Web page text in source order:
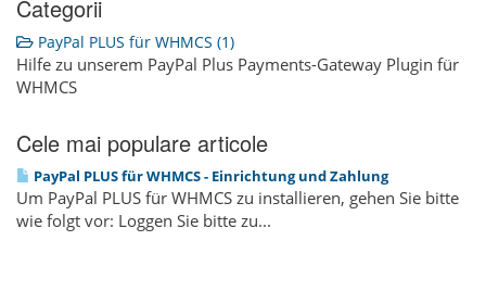
Categorii
PayPal PLUS für WHMCS (1)
Hilfe zu unserem PayPal Plus Payments-Gateway Plugin für
WHMCS
Cele mai populare articole
PayPal PLUS für WHMCS - Einrichtung und Zahlung
Um PayPal PLUS für WHMCS zu installieren, gehen Sie bitte
wie folgt vor: Loggen Sie bitte zu...